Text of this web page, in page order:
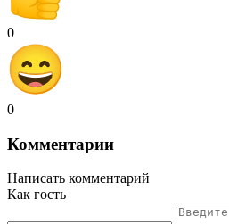
0
0
Комментарии
Написать комментарий
Как гость